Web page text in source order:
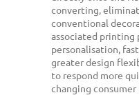
converting,
conventional
associated printing
personalisation,
greater design
to respond more
changing